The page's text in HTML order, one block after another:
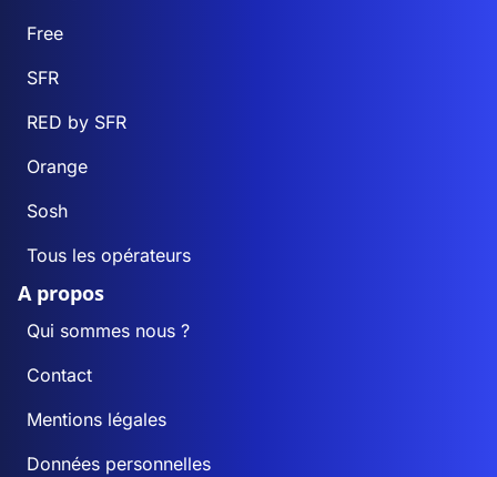
Free
SFR
RED by SFR
Orange
Sosh
Tous les opérateurs
A propos
Qui sommes nous ?
Contact
Mentions légales
Données personnelles